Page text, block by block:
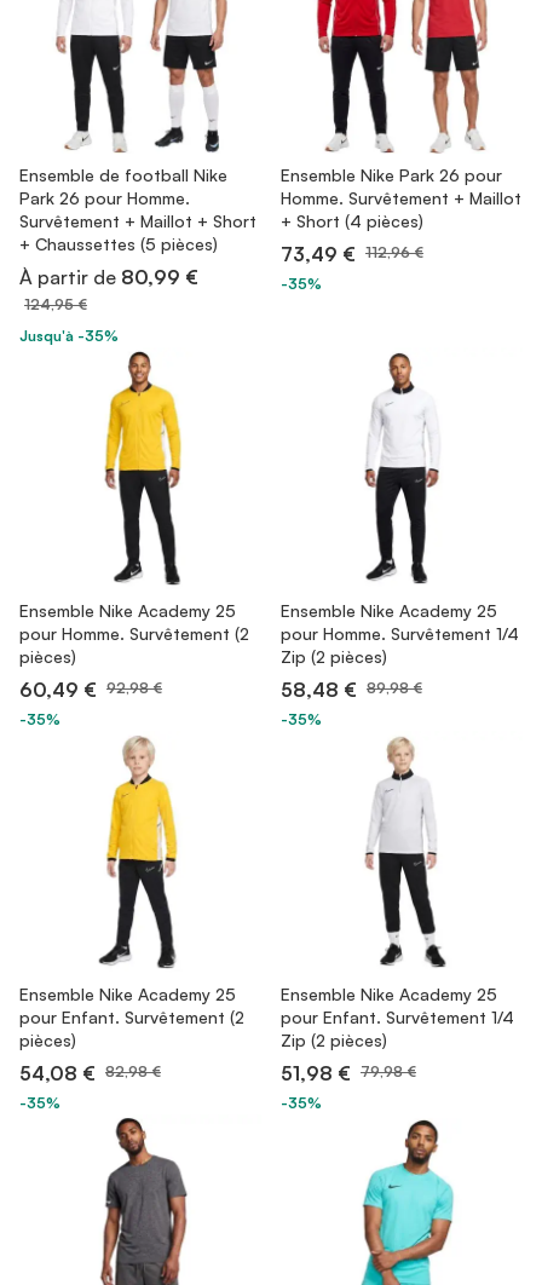
Ensemble de football Nike
Park 26 pour Homme.
Survêtement + Maillot + Short
+ Chaussettes (5 pièces)
À partir de 80,99 €
124,95 €
Jusqu'à -35%
Ensemble Nike Park 26 pour
Homme. Survêtement + Maillot
+ Short (4 pièces)
73,49 € 112,96 €
-35%
Ensemble Nike Academy 25
pour Homme. Survêtement (2
pièces)
60,49 € 92,98 €
-35%
Ensemble Nike Academy 25
pour Homme. Survêtement 1/4
Zip (2 pièces)
58,48 € 89,98 €
-35%
Ensemble Nike Academy 25
pour Enfant. Survêtement (2
pièces)
54,08 € 82,98 €
-35%
Ensemble Nike Academy 25
pour Enfant. Survêtement 1/4
Zip (2 pièces)
51,98 € 79,98 €
-35%